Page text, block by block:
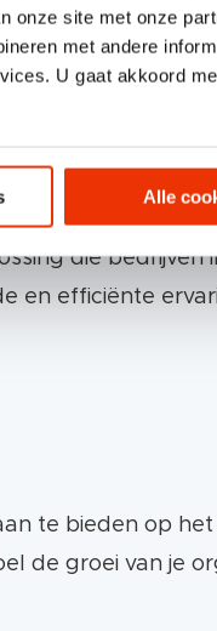
onze site met onze
met andere
U gaat akkoord
Alle
oplossingen.
met onboarding
Zo krijg jij snel
die
en efficiënte
te bieden op het
de groei van je